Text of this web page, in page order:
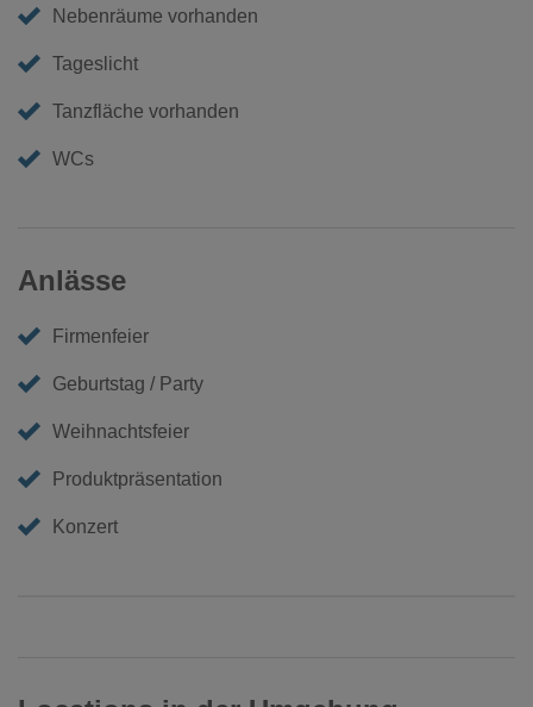
Nebenräume vorhanden
Tageslicht
Tanzfläche vorhanden
WCs
Anlässe
Firmenfeier
Geburtstag / Party
Weihnachtsfeier
Produktpräsentation
Konzert